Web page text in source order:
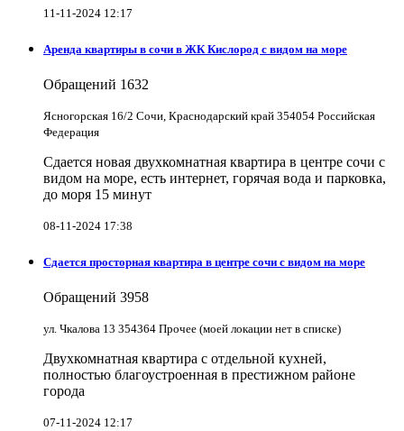
11-11-2024 12:17
Аренда квартиры в сочи в ЖК Кислород с видом на море
Обращений 1632
Ясногорская 16/2 Сочи, Краснодарский край 354054 Российская
Федерация
Сдается новая двухкомнатная квартира в центре сочи с
видом на море, есть интернет, горячая вода и парковка,
до моря 15 минут
08-11-2024 17:38
Сдается просторная квартира в центре сочи с видом на море
Обращений 3958
ул. Чкалова 13 354364 Прочее (моей локации нет в списке)
Двухкомнатная квартира с отдельной кухней,
полностью благоустроенная в престижном районе
города
07-11-2024 12:17